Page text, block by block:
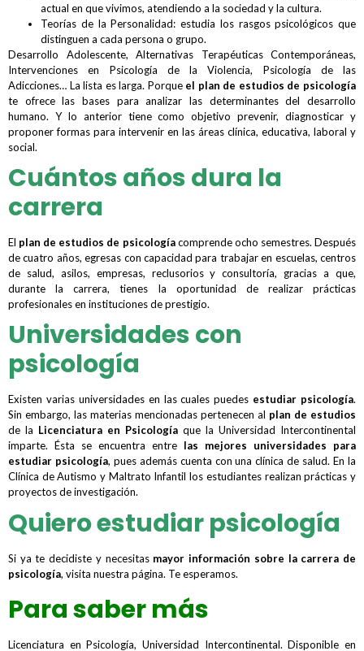
actual en que vivimos, atendiendo a la sociedad y la cultura.
Teorías de la Personalidad: estudia los rasgos psicológicos que
distinguen a cada persona o grupo.
Desarrollo Adolescente, Alternativas Terapéuticas Contemporáneas,
Intervenciones en Psicología de la Violencia, Psicología de las
Adicciones… La lista es larga. Porque el plan de estudios de psicología
te ofrece las bases para analizar las determinantes del desarrollo
humano. Y lo anterior tiene como objetivo prevenir, diagnosticar y
proponer formas para intervenir en las áreas clínica, educativa, laboral y
social.
Cuántos años dura la
carrera
El plan de estudios de psicologíacomprende ocho semestres. Después
de cuatro años, egresas con capacidad para trabajar en escuelas, centros
de salud, asilos, empresas, reclusorios y consultoría, gracias a que,
durante la carrera, tienes la oportunidad de realizar prácticas
profesionales en instituciones de prestigio.
Universidades con
psicología
Existen varias universidades en las cuales puedes estudiar psicología.
Sin embargo, las materias mencionadas pertenecen al plan de estudios
de la Licenciatura en Psicología que la Universidad Intercontinental
imparte. Ésta se encuentra entre las mejores universidades para
estudiar psicología, pues además cuenta con una clínica de salud. En la
Clínica de Autismo y Maltrato Infantil los estudiantes realizan prácticas y
proyectos de investigación.
Quiero estudiar psicología
Si ya te decidiste y necesitas mayor información sobre la carrera de
psicología, visita nuestra página. Te esperamos.
Para saber más
Licenciatura en Psicología, Universidad Intercontinental. Disponible en